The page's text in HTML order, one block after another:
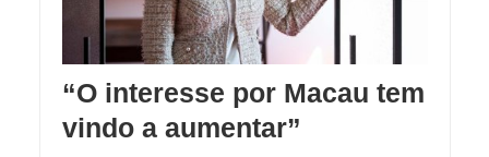
“O interesse por Macau tem
vindo a aumentar”